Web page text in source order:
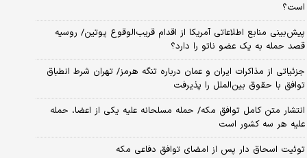
است؟
پیش‌بینی منابع اطلاعاتی آمریکا از اقدام قریب‌الوقوع پوتین/ روسیه
قصد حمله به یک عضو ناتو را دارد؟
جزئیاتی از مذاکرات ایران و عمان درباره تنگه هرمز/ تهران شرط انطباق
توافق با حقوق بین‌الملل را پذیرفت
انتشار متن کامل توافق مکه/ حمله مسلحانه علیه یکی از اعضا، حمله
علیه هر سه کشور است
توئیت اسحاق دار پس از امضای توافق دفاعی مکه